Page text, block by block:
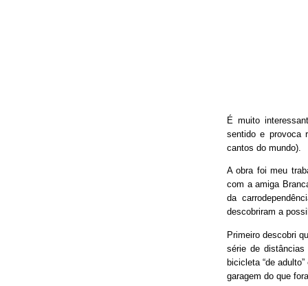
É muito
sentido e provoca
cantos do mundo).
A obra foi meu
com a amiga
da
descobriram a
Primeiro descobri
série de distâncias
bicicleta “de
garagem do que